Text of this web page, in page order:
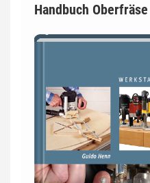
Handbuch Oberfräse